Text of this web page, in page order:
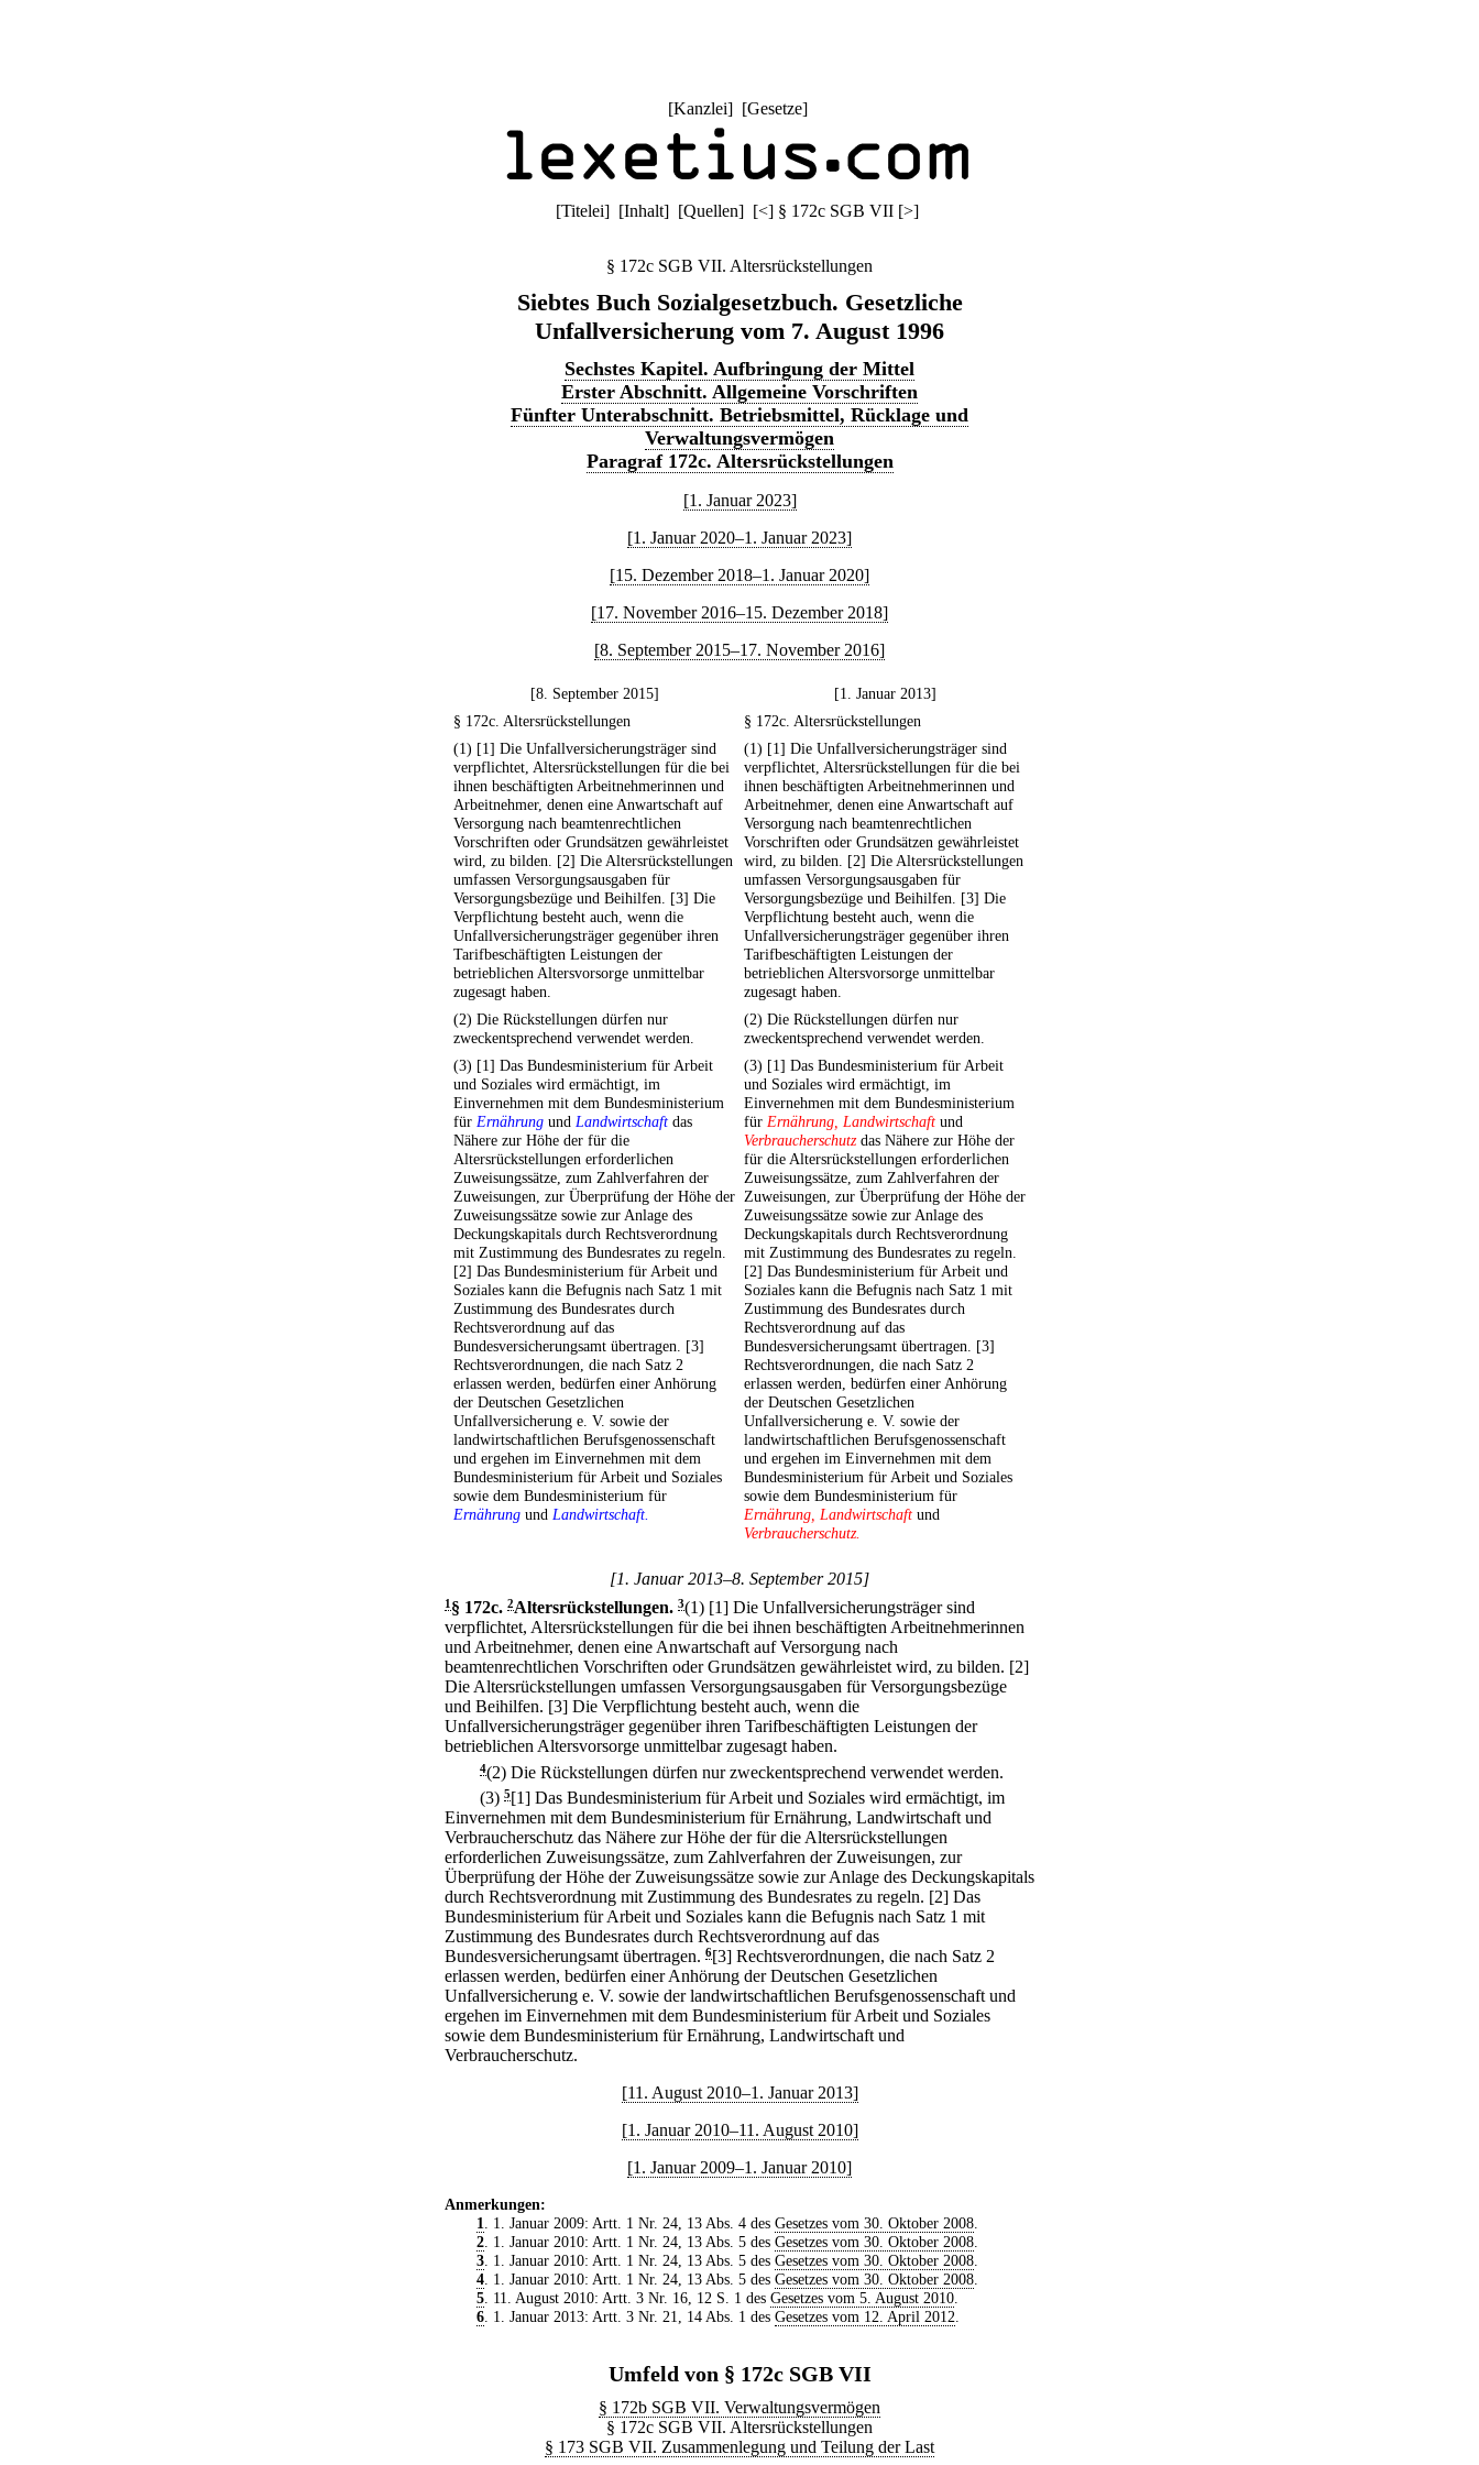
[Kanzlei] [Gesetze]
[Titelei] [Inhalt] [Quellen] [<] § 172c SGB VII [>]
§ 172c SGB VII. Altersrückstellungen
Siebtes Buch Sozialgesetzbuch. Gesetzliche
Unfallversicherung vom 7. August 1996
Sechstes Kapitel. Aufbringung der Mittel
Erster Abschnitt. Allgemeine Vorschriften
Fünfter Unterabschnitt. Betriebsmittel, Rücklage und
Verwaltungsvermögen
Paragraf 172c. Altersrückstellungen
[1. Januar 2023]
[1. Januar 2020–1. Januar 2023]
[15. Dezember 2018–1. Januar 2020]
[17. November 2016–15. Dezember 2018]
[8. September 2015–17. November 2016]
[8. September 2015]
[1. Januar 2013]
§ 172c. Altersrückstellungen
§ 172c. Altersrückstellungen
(1) [1] Die Unfallversicherungsträger sind
verpflichtet, Altersrückstellungen für die bei
ihnen beschäftigten Arbeitnehmerinnen und
Arbeitnehmer, denen eine Anwartschaft auf
Versorgung nach beamtenrechtlichen
Vorschriften oder Grundsätzen gewährleistet
wird, zu bilden. [2] Die Altersrückstellungen
umfassen Versorgungsausgaben für
Versorgungsbezüge und Beihilfen. [3] Die
Verpflichtung besteht auch, wenn die
Unfallversicherungsträger gegenüber ihren
Tarifbeschäftigten Leistungen der
betrieblichen Altersvorsorge unmittelbar
zugesagt haben.
(1) [1] Die Unfallversicherungsträger sind
verpflichtet, Altersrückstellungen für die bei
ihnen beschäftigten Arbeitnehmerinnen und
Arbeitnehmer, denen eine Anwartschaft auf
Versorgung nach beamtenrechtlichen
Vorschriften oder Grundsätzen gewährleistet
wird, zu bilden. [2] Die Altersrückstellungen
umfassen Versorgungsausgaben für
Versorgungsbezüge und Beihilfen. [3] Die
Verpflichtung besteht auch, wenn die
Unfallversicherungsträger gegenüber ihren
Tarifbeschäftigten Leistungen der
betrieblichen Altersvorsorge unmittelbar
zugesagt haben.
(2) Die Rückstellungen dürfen nur
zweckentsprechend verwendet werden.
(2) Die Rückstellungen dürfen nur
zweckentsprechend verwendet werden.
(3) [1] Das Bundesministerium für Arbeit
und Soziales wird ermächtigt, im
Einvernehmen mit dem Bundesministerium
für Ernährung und Landwirtschaft das
Nähere zur Höhe der für die
Altersrückstellungen erforderlichen
Zuweisungssätze, zum Zahlverfahren der
Zuweisungen, zur Überprüfung der Höhe der
Zuweisungssätze sowie zur Anlage des
Deckungskapitals durch Rechtsverordnung
mit Zustimmung des Bundesrates zu regeln.
[2] Das Bundesministerium für Arbeit und
Soziales kann die Befugnis nach Satz 1 mit
Zustimmung des Bundesrates durch
Rechtsverordnung auf das
Bundesversicherungsamt übertragen. [3]
Rechtsverordnungen, die nach Satz 2
erlassen werden, bedürfen einer Anhörung
der Deutschen Gesetzlichen
Unfallversicherung e. V. sowie der
landwirtschaftlichen Berufsgenossenschaft
und ergehen im Einvernehmen mit dem
Bundesministerium für Arbeit und Soziales
sowie dem Bundesministerium für
Ernährung und Landwirtschaft.
(3) [1] Das Bundesministerium für Arbeit
und Soziales wird ermächtigt, im
Einvernehmen mit dem Bundesministerium
für Ernährung, Landwirtschaft und
Verbraucherschutzdas Nähere zur Höhe der
für die Altersrückstellungen erforderlichen
Zuweisungssätze, zum Zahlverfahren der
Zuweisungen, zur Überprüfung der Höhe der
Zuweisungssätze sowie zur Anlage des
Deckungskapitals durch Rechtsverordnung
mit Zustimmung des Bundesrates zu regeln.
[2] Das Bundesministerium für Arbeit und
Soziales kann die Befugnis nach Satz 1 mit
Zustimmung des Bundesrates durch
Rechtsverordnung auf das
Bundesversicherungsamt übertragen. [3]
Rechtsverordnungen, die nach Satz 2
erlassen werden, bedürfen einer Anhörung
der Deutschen Gesetzlichen
Unfallversicherung e. V. sowie der
landwirtschaftlichen Berufsgenossenschaft
und ergehen im Einvernehmen mit dem
Bundesministerium für Arbeit und Soziales
sowie dem Bundesministerium für
Ernährung, Landwirtschaft und
Verbraucherschutz.
[1. Januar 2013–8. September 2015]
1§ 172c. 2Altersrückstellungen. 3(1) [1] Die Unfallversicherungsträger sind
verpflichtet, Altersrückstellungen für die bei ihnen beschäftigten Arbeitnehmerinnen
und Arbeitnehmer, denen eine Anwartschaft auf Versorgung nach
beamtenrechtlichen Vorschriften oder Grundsätzen gewährleistet wird, zu bilden. [2]
Die Altersrückstellungen umfassen Versorgungsausgaben für Versorgungsbezüge
und Beihilfen. [3] Die Verpflichtung besteht auch, wenn die
Unfallversicherungsträger gegenüber ihren Tarifbeschäftigten Leistungen der
betrieblichen Altersvorsorge unmittelbar zugesagt haben.
4(2) Die Rückstellungen dürfen nur zweckentsprechend verwendet werden.
(3) 5[1] Das Bundesministerium für Arbeit und Soziales wird ermächtigt, im
Einvernehmen mit dem Bundesministerium für Ernährung, Landwirtschaft und
Verbraucherschutz das Nähere zur Höhe der für die Altersrückstellungen
erforderlichen Zuweisungssätze, zum Zahlverfahren der Zuweisungen, zur
Überprüfung der Höhe der Zuweisungssätze sowie zur Anlage des Deckungskapitals
durch Rechtsverordnung mit Zustimmung des Bundesrates zu regeln. [2] Das
Bundesministerium für Arbeit und Soziales kann die Befugnis nach Satz 1 mit
Zustimmung des Bundesrates durch Rechtsverordnung auf das
Bundesversicherungsamt übertragen. 6[3] Rechtsverordnungen, die nach Satz 2
erlassen werden, bedürfen einer Anhörung der Deutschen Gesetzlichen
Unfallversicherung e. V. sowie der landwirtschaftlichen Berufsgenossenschaft und
ergehen im Einvernehmen mit dem Bundesministerium für Arbeit und Soziales
sowie dem Bundesministerium für Ernährung, Landwirtschaft und
Verbraucherschutz.
[11. August 2010–1. Januar 2013]
[1. Januar 2010–11. August 2010]
[1. Januar 2009–1. Januar 2010]
Anmerkungen:
1
. 1. Januar 2009: Artt. 1 Nr. 24, 13 Abs. 4 des Gesetzes vom 30. Oktober 2008.
2. 1. Januar 2010: Artt. 1 Nr. 24, 13 Abs. 5 des Gesetzes vom 30. Oktober 2008.
3. 1. Januar 2010: Artt. 1 Nr. 24, 13 Abs. 5 des Gesetzes vom 30. Oktober 2008.
4. 1. Januar 2010: Artt. 1 Nr. 24, 13 Abs. 5 des Gesetzes vom 30. Oktober 2008.
5. 11. August 2010: Artt. 3 Nr. 16, 12 S. 1 des Gesetzes vom 5. August 2010.
6. 1. Januar 2013: Artt. 3 Nr. 21, 14 Abs. 1 des Gesetzes vom 12. April 2012
Umfeld von § 172c SGB VII
§ 172b SGB VII. Verwaltungsvermögen
§ 172c SGB VII. Altersrückstellungen
§ 173 SGB VII. Zusammenlegung und Teilung der Last